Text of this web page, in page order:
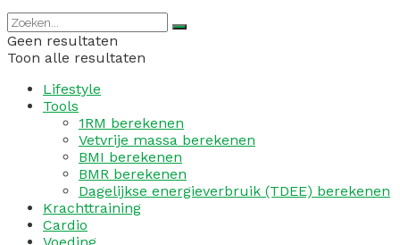
Geen resultaten
Toon alle resultaten
Lifestyle
Tools
1RM berekenen
Vetvrije massa berekenen
BMI berekenen
BMR berekenen
Dagelijkse energieverbruik (TDEE) berekenen
Krachttraining
Cardio